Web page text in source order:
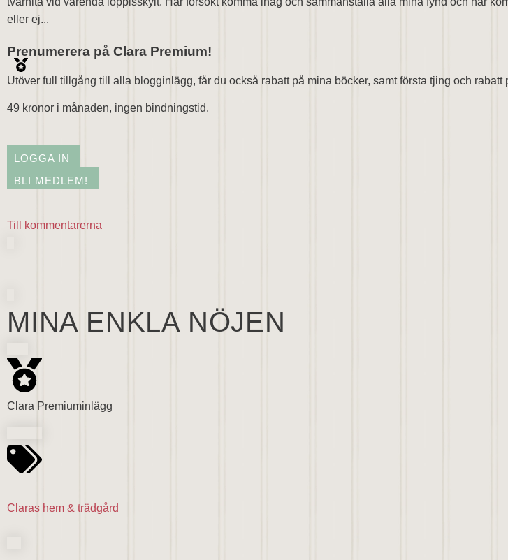
eller ej...
Prenumerera på Clara Premium!
Utöver full tillgång till alla blogginlägg, får du också rabatt på mina böcker, samt första tjing och
49 kronor i månaden, ingen bindningstid.
LOGGA IN
BLI MEDLEM!
Till kommentarerna
MINA ENKLA NÖJEN
Clara Premiuminlägg
Claras hem & trädgård